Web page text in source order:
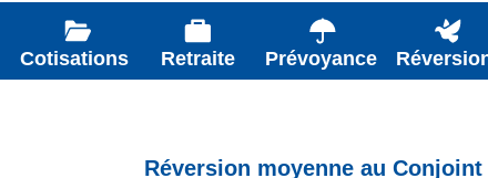
Cotisations Retraite Prévoyance
Réversion moyenne au